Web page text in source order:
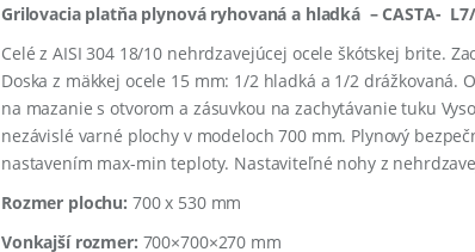
Grilovacia platňa plynová ryhovaná a hladká – CASTA- L7/
Celé z AISI 304 18/10 nehrdzavejúcej ocele škótskej brite.
Doska z mäkkej ocele 15 mm: 1/2 hladká a 1/2 drážkovaná.
na mazanie s otvorom a zásuvkou na zachytávanie tuku
nezávislé varné plochy v modeloch 700 mm. Plynový
nastavením max-min teploty. Nastaviteľné nohy z
Rozmer plochu: 700 x 530 mm
Vonkajší rozmer: 700×700×270 mm